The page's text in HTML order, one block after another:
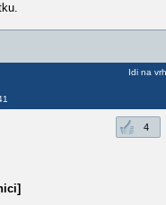
Idi na vrh
4